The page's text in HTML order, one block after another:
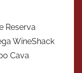
Reserva
WineShack
Cava